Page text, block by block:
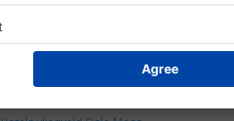
Hotels Riviera Nayarit